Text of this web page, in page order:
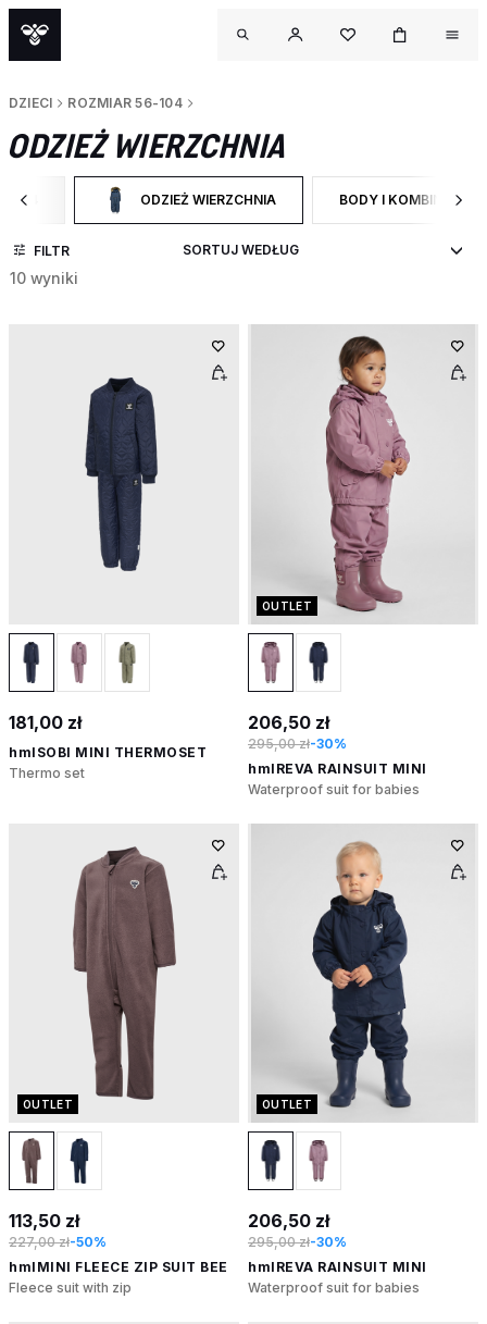
DZIECI ROZMIAR 56-104
ODZIEŻ WIERZCHNIA
104 ROZMIAR 56-104ODZIEŻ WIERZCHNIA
WYBRANY OBECNIE ZAWĘŻONO DO CATEGORY:
BODY I
ZAWĘŹ DO RODZAJ
FILTR
10 wyniki
181,00 zł
hmlSOBI MINI THERMOSET
Thermo set
OUTLET
206,50 zł
295,00 zł-30%
hmlREVA RAINSUIT MINI
Waterproof suit for babies
OUTLET
113,50 zł
227,00 zł-50%
hmlMINI FLEECE ZIP SUIT BEE
Fleece suit with zip
OUTLET
206,50 zł
295,00 zł-30%
hmlREVA RAINSUIT MINI
Waterproof suit for babies